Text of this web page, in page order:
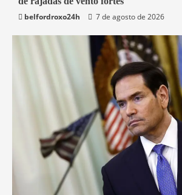
belfordroxo24h
7 de agosto de 2026